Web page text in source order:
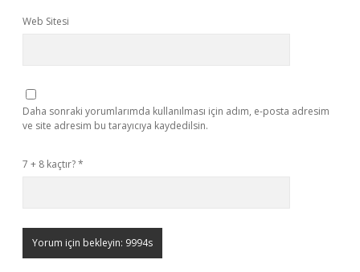
Web Sitesi
Daha sonraki yorumlarımda kullanılması için adım, e-posta adresim
ve site adresim bu tarayıcıya kaydedilsin.
7 + 8 kaçtır?*